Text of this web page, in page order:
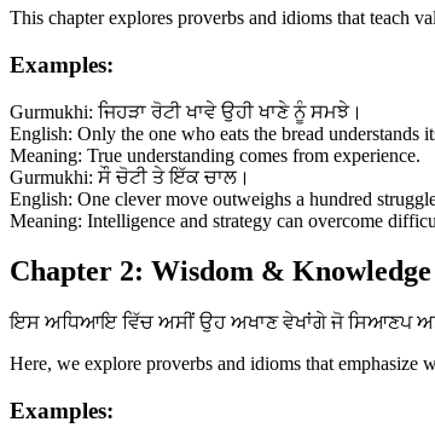
This chapter explores proverbs and idioms that teach
Examples:
Gurmukhi: ਜਿਹੜਾ ਰੋਟੀ ਖਾਵੇ ਉਹੀ ਖਾਣੇ ਨੂੰ ਸਮਝੇ।
English: Only the one who eats the bread understands
Meaning: True understanding comes from experience.
Gurmukhi: ਸੌ ਚੋਟੀ ਤੇ ਇੱਕ ਚਾਲ।
English: One clever move outweighs a hundred
Meaning: Intelligence and strategy can overcome
Chapter 2: Wisdom &
ਇਸ ਅਧਿਆਇ ਵਿੱਚ ਅਸੀਂ ਉਹ ਅਖਾਣ ਵੇਖਾਂਗੇ ਜੋ ਸਿਆਣਪ ਅਤੇ
Here, we explore proverbs and idioms that emphasize
Examples: